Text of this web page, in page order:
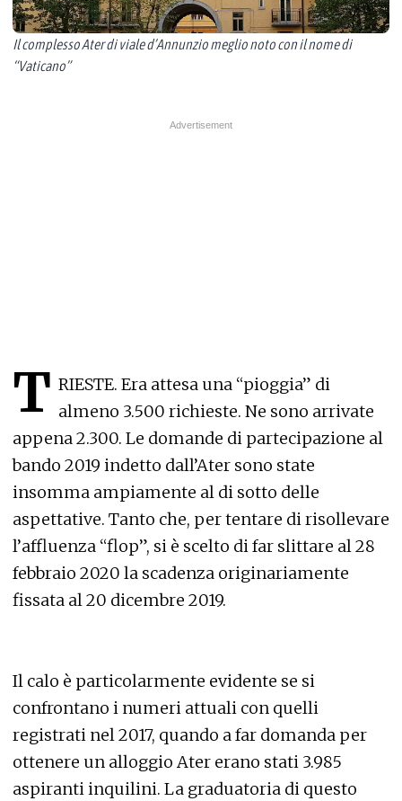
Il complesso Ater di viale d’Annunzio meglio noto con il nome di
“Vaticano”
T RIESTE. Era attesa una “pioggia” di
almeno 3.500 richieste. Ne sono arrivate
appena 2.300. Le domande di partecipazione al
bando 2019 indetto dall’Ater sono state
insomma ampiamente al di sotto delle
aspettative. Tanto che, per tentare di risollevare
l’affluenza “flop”, si è scelto di far slittare al 28
febbraio 2020 la scadenza originariamente
fissata al 20 dicembre 2019.
Il calo è particolarmente evidente se si
confrontano i numeri attuali con quelli
registrati nel 2017, quando a far domanda per
ottenere un alloggio Ater erano stati 3.985
aspiranti inquilini. La graduatoria di questo